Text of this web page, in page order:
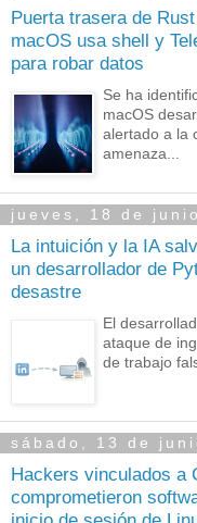
Puerta trasera de
macOS usa shell y
para robar datos
Se ha
macOS
alertado a la
amenaza...
jueves, 18 de
La intuición y la IA
un desarrollador de
desastre
El
ataque de
de trabajo
sábado, 13 de
Hackers vinculados a
comprometieron